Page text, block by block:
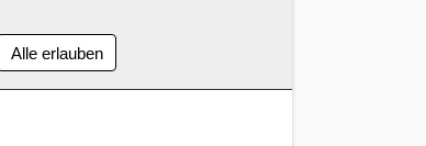
Alle erlauben